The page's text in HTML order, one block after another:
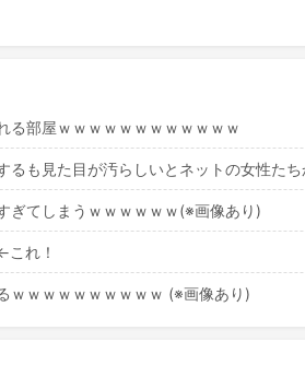
る部屋ｗｗｗｗｗｗｗｗｗｗｗｗ
るも見た目が汚らしいとネットの女性た
ぎてしまうｗｗｗｗｗｗ(※画像あり)
これ！
ｗｗｗｗｗｗｗｗｗｗ (※画像あり)